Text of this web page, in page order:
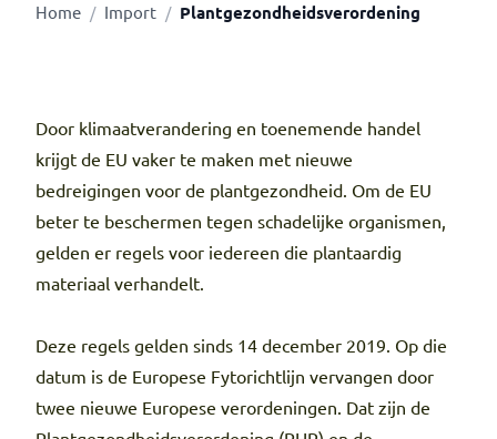
Home / Import / Plantgezondheidsverordening
Door klimaatverandering en toenemende handel
krijgt de EU vaker te maken met nieuwe
bedreigingen voor de plantgezondheid. Om de EU
beter te beschermen tegen schadelijke organismen,
gelden er regels voor iedereen die plantaardig
materiaal verhandelt.
Deze regels gelden sinds 14 december 2019. Op die
datum is de Europese Fytorichtlijn vervangen door
twee nieuwe Europese verordeningen. Dat zijn de